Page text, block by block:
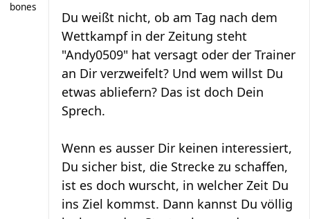
bones
Du weißt nicht, ob am Tag nach dem
Wettkampf in der Zeitung steht
"Andy0509" hat versagt oder der Trainer
an Dir verzweifelt? Und wem willst Du
etwas abliefern? Das ist doch Dein
Sprech.
Wenn es ausser Dir keinen interessiert,
Du sicher bist, die Strecke zu schaffen,
ist es doch wurscht, in welcher Zeit Du
ins Ziel kommst. Dann kannst Du völlig